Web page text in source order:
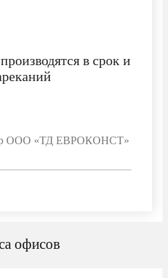
в срок и
ООО «ТД ЕВРОКОНСТ»
офисов